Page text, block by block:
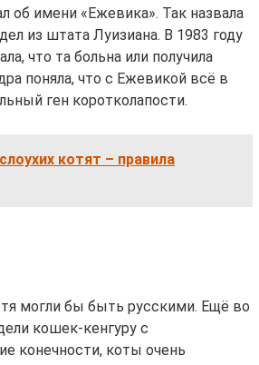
об имени «Ежевика». Так назвала
из штата Луизиана. В 1983 году
что та больна или получила
поняла, что с Ежевикой всё в
ген коротколапости.
котят – правила
могли бы быть русскими. Ещё во
кошек-кенгуру с
конечности, коты очень